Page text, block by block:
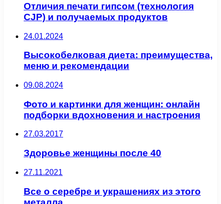
Отличия печати гипсом (технология
CJP) и получаемых продуктов
24.01.2024
Высокобелковая диета: преимущества,
меню и рекомендации
09.08.2024
Фото и картинки для женщин: онлайн
подборки вдохновения и настроения
27.03.2017
Здоровье женщины после 40
27.11.2021
Все о серебре и украшениях из этого